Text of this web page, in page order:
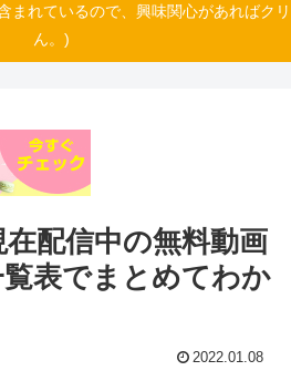
れているので、興味関心があれば
ん。)
配信中の無料動画
表でまとめてわか
2022.01.08